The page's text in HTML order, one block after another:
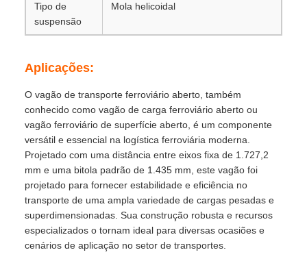
Tipo de
suspensão
Mola helicoidal
Aplicações:
O vagão de transporte ferroviário aberto, também
conhecido como vagão de carga ferroviário aberto ou
vagão ferroviário de superfície aberto, é um componente
versátil e essencial na logística ferroviária moderna.
Projetado com uma distância entre eixos fixa de 1.727,2
mm e uma bitola padrão de 1.435 mm, este vagão foi
projetado para fornecer estabilidade e eficiência no
transporte de uma ampla variedade de cargas pesadas e
superdimensionadas. Sua construção robusta e recursos
especializados o tornam ideal para diversas ocasiões e
cenários de aplicação no setor de transportes.